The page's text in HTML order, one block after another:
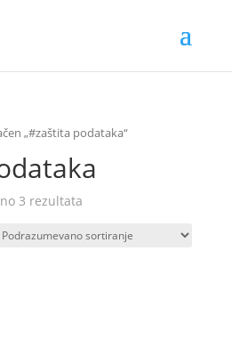
„#zaštita podataka“
3 rezultata